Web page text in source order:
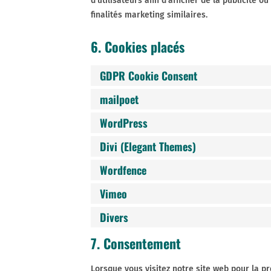
finalités marketing similaires.
6. Cookies placés
GDPR Cookie Consent
mailpoet
WordPress
Divi (Elegant Themes)
Wordfence
Vimeo
Divers
7. Consentement
Lorsque vous visitez notre site web pour la